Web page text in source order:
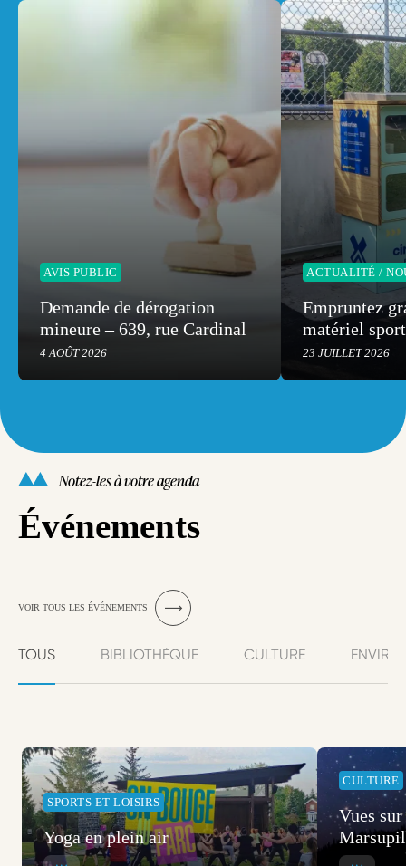
AVIS PUBLIC
Demande de dérogation
mineure – 639, rue Cardinal
4 AOÛT 2026
ACTUALITÉ /
Empruntez
matériel
Michel
23 JUILLET 2026
Notez-les à votre agenda
Événements
VOIR TOUS LES ÉVÉNEMENTS
TOUS BIBLIOTHÈQUE CULTURE
SPORTS ET LOISIRS
Yoga en plein air
CULTURE
Vues